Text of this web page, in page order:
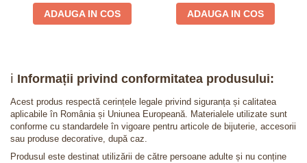
ADAUGA IN COS ADAUGA IN COS
ℹ️ Informații privind conformitatea produsului:
Acest produs respectă cerințele legale privind siguranța și calitatea
aplicabile în România și Uniunea Europeană. Materialele utilizate sunt
conforme cu standardele în vigoare pentru articole de bijuterie, accesorii
sau produse decorative, după caz.
Produsul este destinat utilizării de către persoane adulte și nu conține